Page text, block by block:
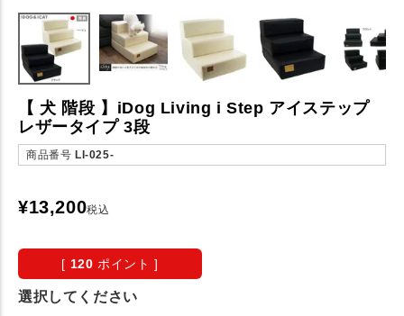
【 犬 階段 】iDog Living i Step アイステップ
レザータイプ 3段
商品番号 LI-025-
¥13,200税込
[ 120 ポイント ]
選択してください